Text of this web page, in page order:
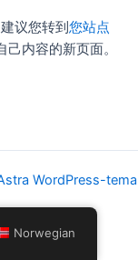
议您转到 您站点
内容的新页面。
WordPress-tema
Norwegian